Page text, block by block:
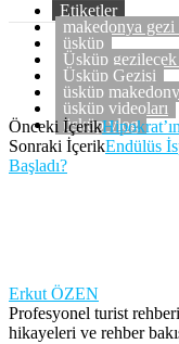
Etiketler
makedonya gezi
üsküp
Üsküp
Üsküp Gezisi
üsküp
üsküp videoları
üsküp vlog
Önceki İçerik
Sonraki İçerikEndülüs
Başladı?
Erkut ÖZEN
Profesyonel turist
hikayeleri ve rehber